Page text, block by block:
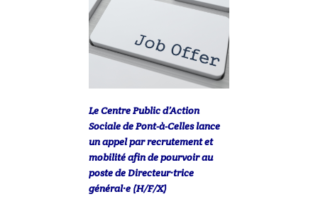
Le Centre Public d’Action
Sociale de Pont-à-Celles lance
un appel par recrutement et
mobilité afin de pourvoir au
poste de Directeur·trice
général·e (H/F/X)